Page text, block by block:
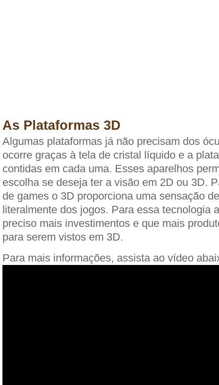
As Plataformas 3D
Algumas plataformas já não precisam dos
ocorre graças à tela de cristal líquido e a
contidas em cada uma. Esses aparelhos
escolha se deseja ter a visão em 2D ou 3D.
de games o 3D proporciona uma sensação
literalmente dos jogos. Para essa tecnologia
preciso mais investimentos e que mais
para serem vistos em 3D.
Para mais informações, assista ao vídeo